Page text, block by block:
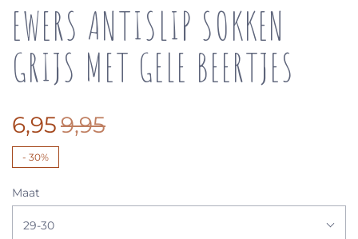
EWERS ANTISLIP SOKKEN
GRIJS MET GELE BEERTJES
6,959,95
- 30%
Maat
29-30